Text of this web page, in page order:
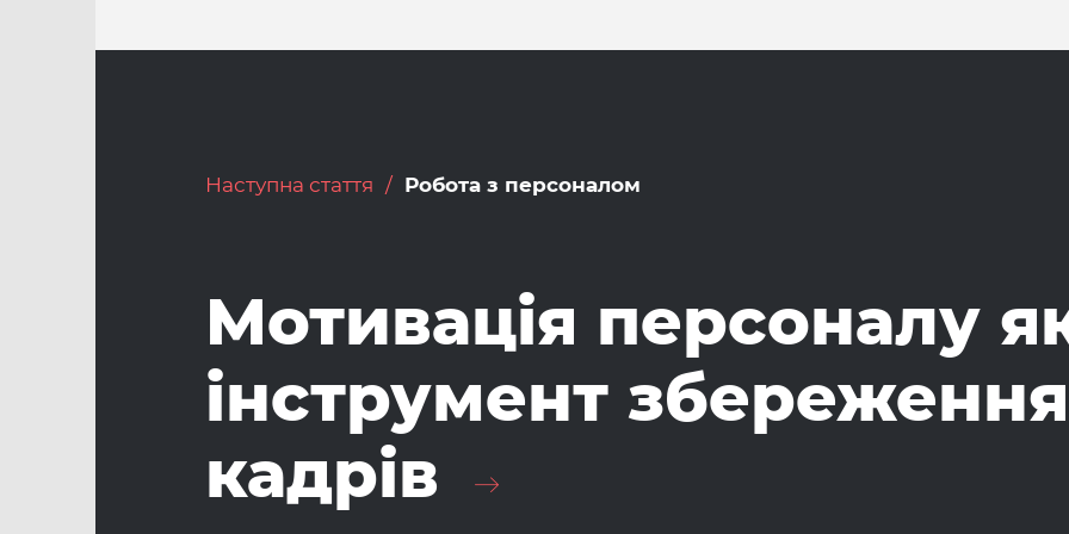
Наступна стаття Робота з персоналом
Мотивація персоналу
інструмент збереження
кадрів